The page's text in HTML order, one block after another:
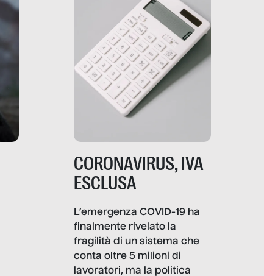
CORONAVIRUS, IVA
ESCLUSA
L’emergenza COVID-19 ha
finalmente rivelato la
fragilità di un sistema che
conta oltre 5 milioni di
lavoratori, ma la politica